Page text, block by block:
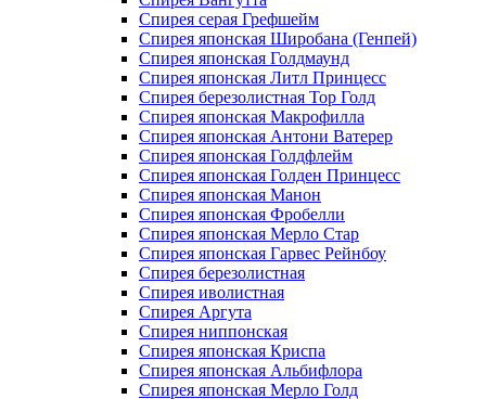
Спирея серая Грефшейм
Спирея японская Широбана (Генпей)
Спирея японская Голдмаунд
Спирея японская Литл Принцесс
Спирея березолистная Тор Голд
Спирея японская Макрофилла
Спирея японская Антони Ватерер
Спирея японская Голдфлейм
Спирея японская Голден Принцесс
Спирея японская Манон
Спирея японская Фробелли
Спирея японская Мерло Стар
Спирея японская Гарвес Рейнбоу
Спирея березолистная
Спирея иволистная
Спирея Аргута
Спирея ниппонская
Спирея японская Криспа
Спирея японская Альбифлора
Спирея японская Мерло Голд